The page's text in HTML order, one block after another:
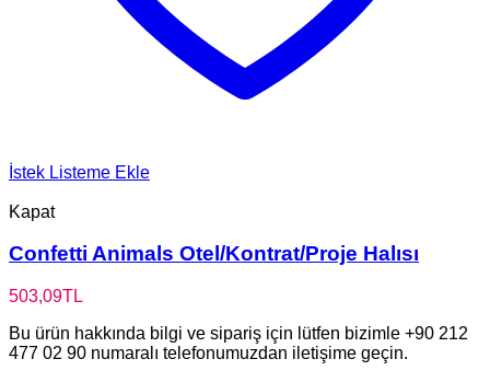
İstek Listeme Ekle
Kapat
Confetti Animals Otel/Kontrat/Proje Halısı
503,09TL
Bu ürün hakkında bilgi ve sipariş için lütfen bizimle +90 212
477 02 90 numaralı telefonumuzdan iletişime geçin.